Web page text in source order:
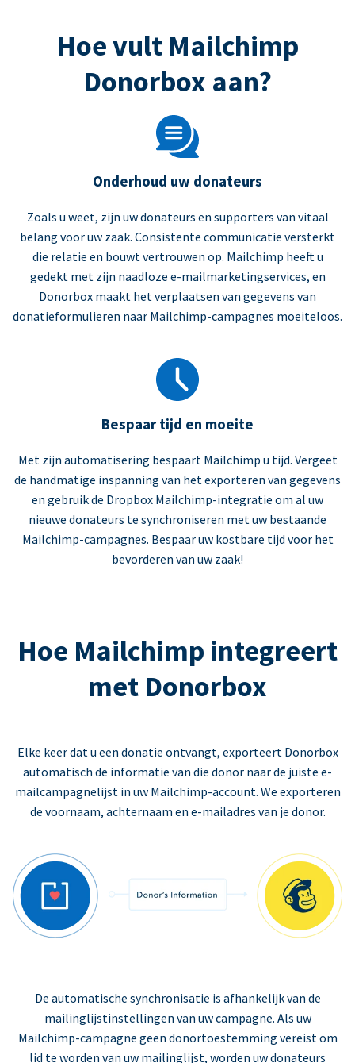
Hoe vult Mailchimp
Donorbox aan?
Onderhoud uw donateurs
Zoals u weet, zijn uw donateurs en supporters van vitaal
belang voor uw zaak. Consistente communicatie versterkt
die relatie en bouwt vertrouwen op. Mailchimp heeft u
gedekt met zijn naadloze e-mailmarketingservices, en
Donorbox maakt het verplaatsen van gegevens van
donatieformulieren naar Mailchimp-campagnes moeiteloos.
Bespaar tijd en moeite
Met zijn automatisering bespaart Mailchimp u tijd. Vergeet
de handmatige inspanning van het exporteren van gegevens
en gebruik de Dropbox Mailchimp-integratie om al uw
nieuwe donateurs te synchroniseren met uw bestaande
Mailchimp-campagnes. Bespaar uw kostbare tijd voor het
bevorderen van uw zaak!
Hoe Mailchimp integreert
met Donorbox
Elke keer dat u een donatie ontvangt, exporteert Donorbox
automatisch de informatie van die donor naar de juiste e-
mailcampagnelijst in uw Mailchimp-account. We exporteren
de voornaam, achternaam en e-mailadres van je donor.
De automatische synchronisatie is afhankelijk van de
mailinglijstinstellingen van uw campagne. Als uw
Mailchimp-campagne geen donortoestemming vereist om
lid te worden van uw mailinglijst, worden uw donateurs